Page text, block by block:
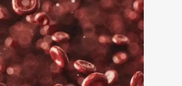
pamušalai, šepetėliai, vaškas ar kitų.
būti rekomenduojama naudoti specialų gelį ar